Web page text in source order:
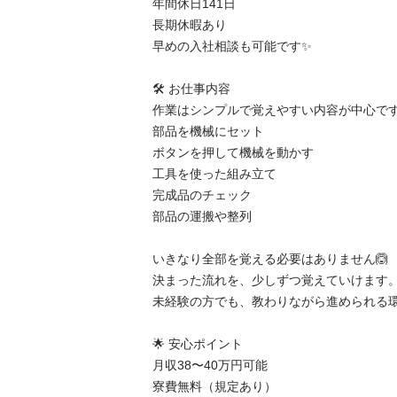
年間休日141日
長期休暇あり
早めの入社相談も可能です✨
🛠 お仕事内容
作業はシンプルで覚えやすい内容が中心です
部品を機械にセット
ボタンを押して機械を動かす
工具を使った組み立て
完成品のチェック
部品の運搬や整列
いきなり全部を覚える必要はありません🙆
決まった流れを、少しずつ覚えていけます。
未経験の方でも、教わりながら進められる
🌟 安心ポイント
月収38〜40万円可能
寮費無料（規定あり）